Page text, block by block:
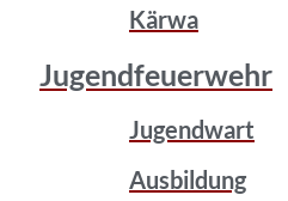
Kärwa
Jugendfeuerwehr
Jugendwart
Ausbildung